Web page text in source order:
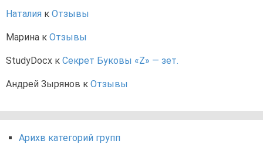
Наталия к Отзывы
Марина к Отзывы
StudyDocx к Секрет Буковы «Z» — зет.
Андрей Зырянов к Отзывы
Арихв категорий групп